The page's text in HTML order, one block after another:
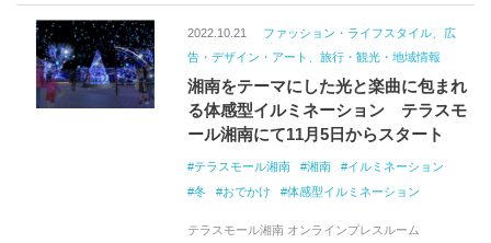
2022.10.21
ファッション・ライフスタイル、広
告・デザイン・アート、旅行・観光・地域情報
湘南をテーマにした光と楽曲に包まれ
る体感型イルミネーション テラスモ
ール湘南にて11月5日からスタート
テラスモール湘南 湘南
イルミネーション
冬
おでかけ 体感型イルミネーション
テラスモール湘南 オンラインプレスルーム